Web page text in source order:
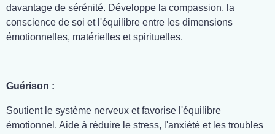
davantage de sérénité. Développe la compassion, la
conscience de soi et l'équilibre entre les dimensions
émotionnelles, matérielles et spirituelles.
Guérison :
Soutient le système nerveux et favorise l'équilibre
émotionnel. Aide à réduire le stress, l'anxiété et les troubles